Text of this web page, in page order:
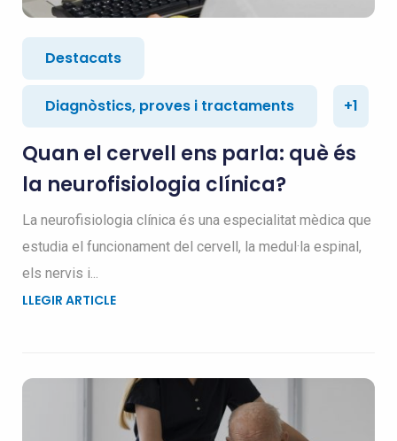
Destacats
Diagnòstics, proves i tractaments +1
Quan el cervell ens parla: què és
la neurofisiologia clínica?
La neurofisiologia clínica és una especialitat mèdica que
estudia el funcionament del cervell, la medul·la espinal,
els nervis i...
LLEGIR ARTICLE